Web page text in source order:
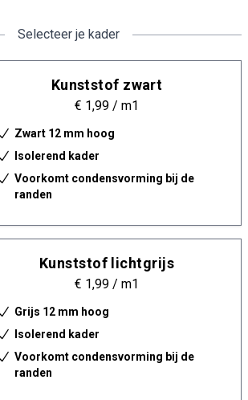
Selecteer je kader
Kunststof zwart
€ 1,99 / m1
Zwart 12 mm hoog
Isolerend kader
Voorkomt condensvorming bij de
randen
Kunststof lichtgrijs
€ 1,99 / m1
Grijs 12 mm hoog
Isolerend kader
Voorkomt condensvorming bij de
randen